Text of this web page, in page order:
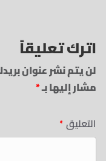
اترك تعليقاً
لن يتم نشر عنوان
مشار إليها بـ*
التعليق*